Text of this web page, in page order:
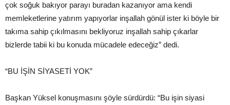
çok soğuk bakıyor parayı buradan kazanıyor ama kendi
memleketlerine yatırım yapıyorlar inşallah gönül ister ki böyle bir
takıma sahip çıkılmasını bekliyoruz inşallah sahip çıkarlar
bizlerde tabii ki bu konuda mücadele edeceğiz” dedi.
“BU İŞİN SİYASETİ YOK”
Başkan Yüksel konuşmasını şöyle sürdürdü: “Bu işin siyasi